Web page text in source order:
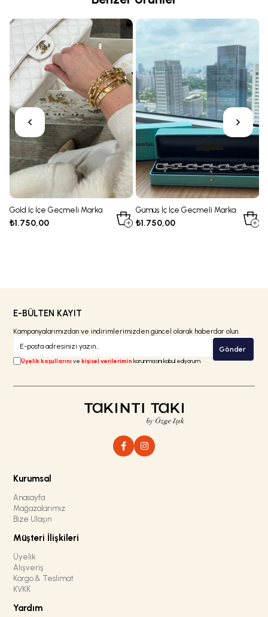
Gold İç İçe Geçmeli Marka
Bileklik
₺1.750,00
Gümüş İç İçe Geçmeli Marka
Bileklik
₺1.750,00
E-BÜLTEN KAYIT
Kampanyalarımızdan ve indirimlerimizden güncel olarak haberdar olun.
Gönder
Üyelik koşullarını vekişisel verilerimin korunmasını kabul ediyorum.
Kurumsal
Anasayfa
Mağazalarımız
Bize Ulaşın
Müşteri İlişkileri
Üyelik
Alışveriş
Kargo & Teslimat
KVKK
Yardım